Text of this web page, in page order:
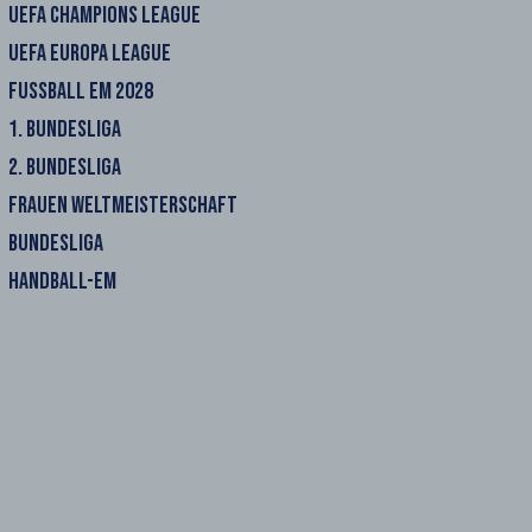
UEFA CHAMPIONS LEAGUE
UEFA EUROPA LEAGUE
FUSSBALL EM 2028
1. BUNDESLIGA
2. BUNDESLIGA
FRAUEN WELTMEISTERSCHAFT
BUNDESLIGA
HANDBALL-EM